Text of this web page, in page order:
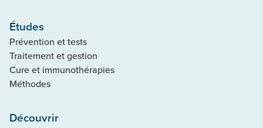
Études
Prévention et tests
Traitement et gestion
Cure et immunothérapies
Méthodes
Découvrir